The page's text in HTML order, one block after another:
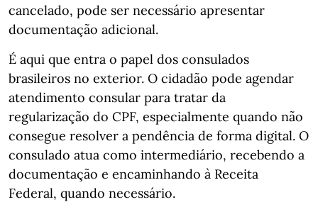
cancelado, pode ser necessário apresentar
documentação adicional.
É aqui que entra o papel dos consulados
brasileiros no exterior. O cidadão pode agendar
atendimento consular para tratar da
regularização do CPF, especialmente quando não
consegue resolver a pendência de forma digital. O
consulado atua como intermediário, recebendo a
documentação e encaminhando à Receita
Federal, quando necessário.